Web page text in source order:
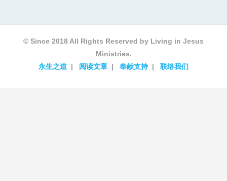
© Since 2018 All Rights Reserved by Living in Jesus
Ministries.
永生之道
阅读文章 奉献支持 联络我们